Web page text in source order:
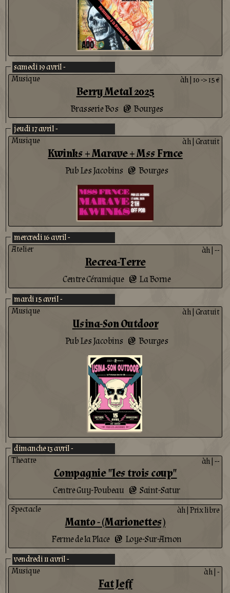
samedi 19 avril -
Musique
Berry Metal 2025
Brasserie Bos @ Bourges
àh|10 -> 15 €
jeudi 17 avril -
Musique
Kwinks + Marave + Mss Frnce
Pub Les Jacobins @ Bourges
àh|Gratuit
mercredi 16 avril -
Atelier
Recrea-Terre
Centre Céramique @ La Borne
àh|--
mardi 15 avril -
Musique
Usina-Son Outdoor
Pub Les Jacobins @ Bourges
àh|Gratuit
dimanche 13 avril -
Theatre
Compagnie "les trois coup"
Centre Guy-Poubeau @ Saint-Satur
àh|--
Spectacle
Manto - (Marionettes)
Ferme de la Place @ Loye-Sur-Arnon
àh|Prix libre
vendredi 11 avril -
Musique
Fat Jeff
àh|-